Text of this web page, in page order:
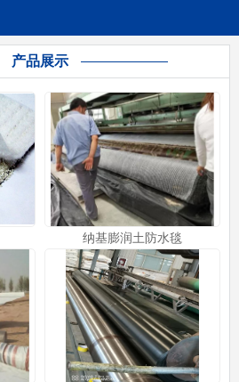
产品展示
纳基膨润土防水毯